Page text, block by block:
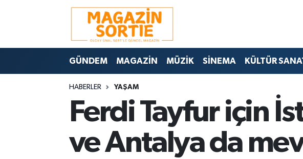
GÜNDEM MAGAZİN MÜZİK SİNEMA KÜLTÜR
HABERLER YAŞAM
Ferdi Tayfur için
ve Antalya da
Nöbetçi Eczaneler
Hava Durumu
Trafik Durumu
Süper Lig Puan Durumu ve Fikstür
Tüm Manşetler